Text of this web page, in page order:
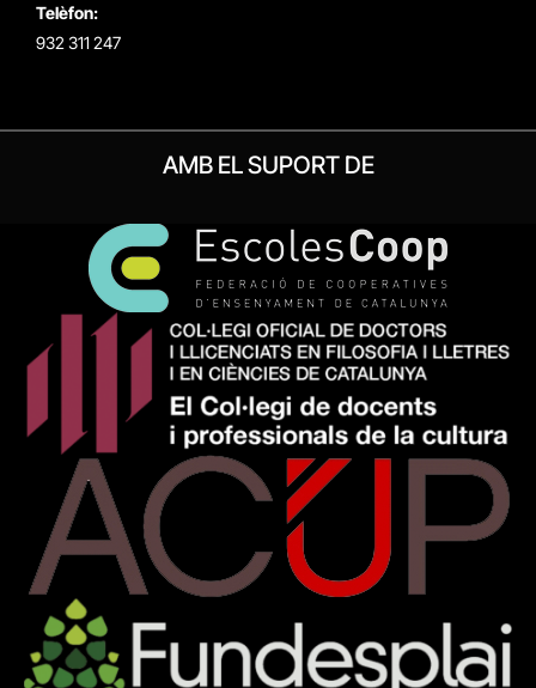
Telèfon:
932 311 247
AMB EL SUPORT DE